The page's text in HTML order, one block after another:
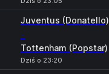
Juventus (Donatello)
-
Tottenham (Popstar)
Dziś o 23:20